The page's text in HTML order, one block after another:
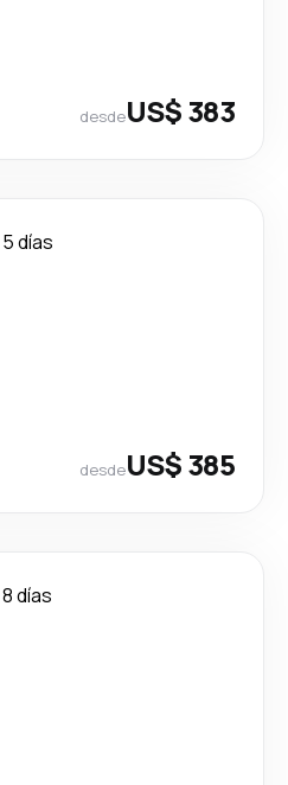
desdeUS$ 383
5 días
desdeUS$ 385
8 días